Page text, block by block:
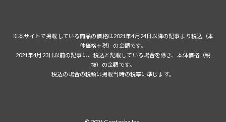
※本サイトで掲載している商品の価格は2021年4月24日以降の記事より税込（本
体価格＋税）の金額です。
2021年4月23日以前の記事は、税込と記載している場合を除き、本体価格（税
抜）の金額です。
税込の場合の税額は掲載当時の税率に準じます。